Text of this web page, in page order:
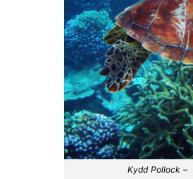
Kydd Pollock –